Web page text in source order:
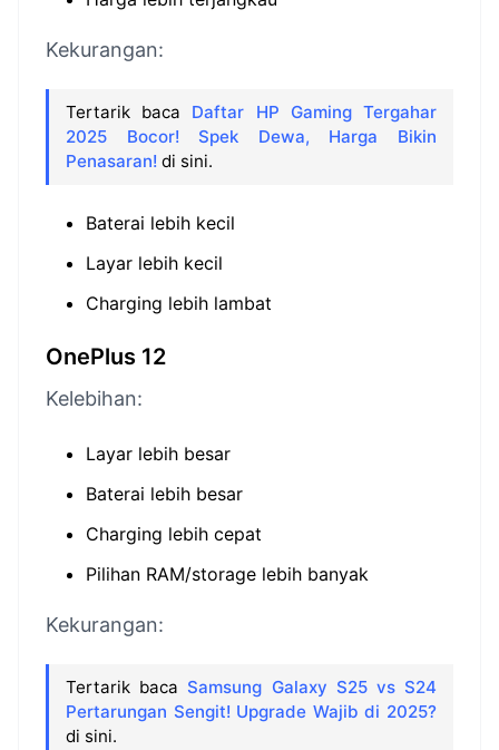
Kekurangan:
Tertarik baca Daftar HP Gaming Tergahar
2025 Bocor! Spek Dewa, Harga Bikin
Penasaran! di sini.
Baterai lebih kecil
Layar lebih kecil
Charging lebih lambat
OnePlus 12
Kelebihan:
Layar lebih besar
Baterai lebih besar
Charging lebih cepat
Pilihan RAM/storage lebih banyak
Kekurangan:
Tertarik baca Samsung Galaxy S25 vs S24
Pertarungan Sengit! Upgrade Wajib di 2025?
di sini.